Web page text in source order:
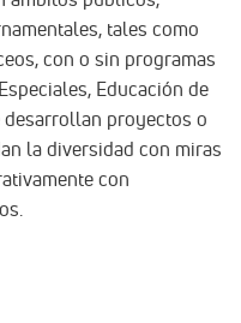
tales como
con o sin programas
Educación de
proyectos o
la diversidad con miras
con